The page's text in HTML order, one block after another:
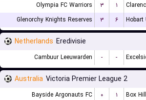
Olympia FC Warriors ۳ ۱
Glenorchy Knights Reserves
۳ ۶ Hobart
Netherlands Eredivisie
Cambuur Leeuwarden - -
Australia Victoria Premier League 2
Bayside Argonauts FC ۰ ۱ Box